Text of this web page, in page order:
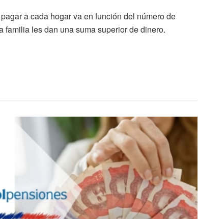
a cada hogar va en función del número de
familia les dan una suma superior de dinero.